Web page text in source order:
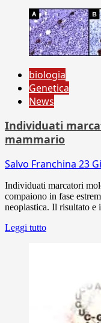
biologia
Genetica
News
Individuati
mammario
Salvo Franchina 23
Individuati marcatori
compaiono in fase
neoplastica. Il risultato e
Leggi tutto